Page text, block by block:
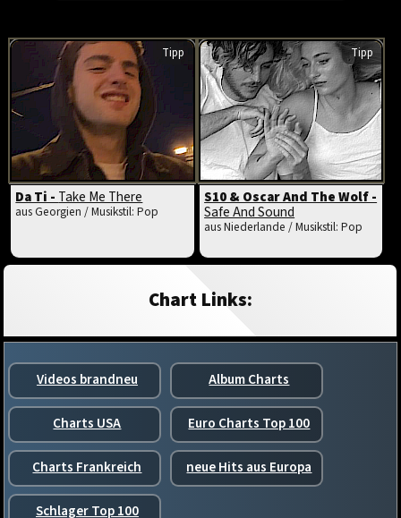
Tipp
Da Ti - Take Me There
aus Georgien / Musikstil: Pop
Tipp
S10 & Oscar And The Wolf -
Safe And Sound
aus Niederlande / Musikstil: Pop
Chart Links:
Videos brandneu Album Charts
Charts USA Euro Charts Top 100
Charts Frankreich neue Hits aus Europa
Schlager Top 100